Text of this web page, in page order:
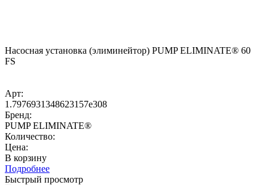
Насосная установка (элиминейтор) PUMP ELIMINATE® 60
FS
Арт:
1.7976931348623157e308
Бренд:
PUMP ELIMINATE®
Количество:
Цена:
В корзину
Подробнее
Быстрый просмотр